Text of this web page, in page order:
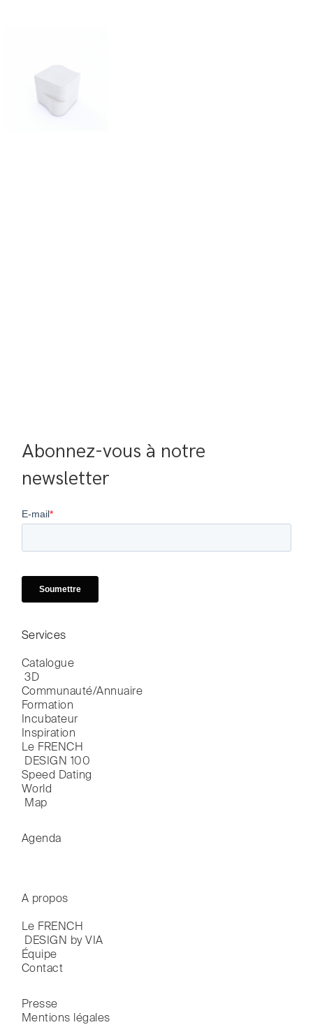
Abonnez-vous à notre
newsletter
Services
Catalogue
3D
Communauté/Annuaire
Formation
Incubateur
Inspiration
Le FRENCH
DESIGN 100
Speed Dating
World
Map
Agenda
A propos
Le FRENCH
DESIGN by VIA
Équipe
Contact
Presse
Mentions légales